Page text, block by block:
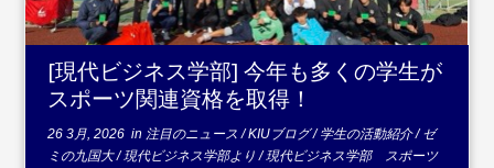
[現代ビジネス学部] 今年も多くの学生が
スポーツ関連資格を取得！
26 3月, 2026 in 注目のニュース/KIUブログ/学生の活動紹介/ゼ
ミの九国大/現代ビジネス学部より/現代ビジネス学部 スポーツ